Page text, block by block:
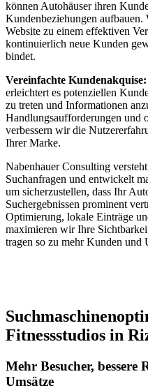
können Autohäuser ihren
Kundenbeziehungen
Website zu einem effektiven
kontinuierlich neue Kunden
bindet.
Vereinfachte Kundenakquise:
erleichtert es potenziellen
zu treten und Informationen
Handlungsaufforderungen und
verbessern wir die
Ihrer Marke.
Nabenhauer Consulting
Suchanfragen und entwickelt
um sicherzustellen, dass Ihr
Suchergebnissen prominent
Optimierung, lokale Einträge
maximieren wir Ihre
tragen so zu mehr Kunden und
Fitnessstudios in
Mehr Besucher, bessere
Umsätze